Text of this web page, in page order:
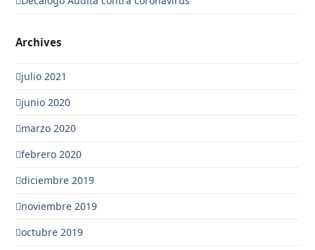
Archives
julio 2021
junio 2020
marzo 2020
febrero 2020
diciembre 2019
noviembre 2019
octubre 2019